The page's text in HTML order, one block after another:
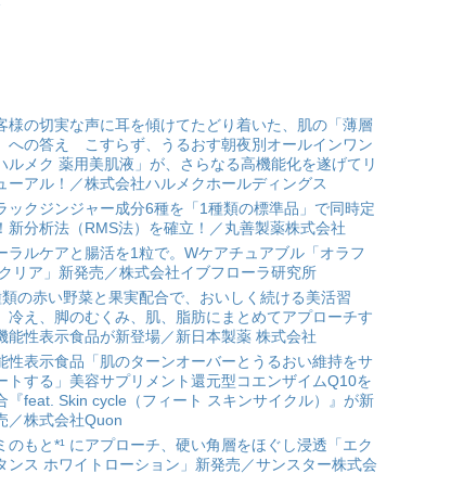
様の切実な声に耳を傾けてたどり着いた、肌の「薄層
への答え こすらず、うるおす朝夜別オールインワン
ルメク 薬用美肌液」が、さらなる高機能化を遂げてリ
ーアル！／株式会社ハルメクホールディングス
ックジンジャー成分6種を「1種類の標準品」で同時定
新分析法（RMS法）を確立！／丸善製薬株式会社
ラルケアと腸活を1粒で。Wケアチュアブル「オラフ
リア」新発売／株式会社イブフローラ研究所
の赤い野菜と果実配合で、おいしく続ける美活習
冷え、脚のむくみ、肌、脂肪にまとめてアプローチす
能性表示食品が新登場／新日本製薬 株式会社
性表示食品「肌のターンオーバーとうるおい維持をサ
トする」美容サプリメント還元型コエンザイムQ10を
『feat. Skin cycle（フィート スキンサイクル）』が新
／株式会社Quon
のもと*¹ にアプローチ、硬い角層をほぐし浸透「エク
ンス ホワイトローション」新発売／サンスター株式会